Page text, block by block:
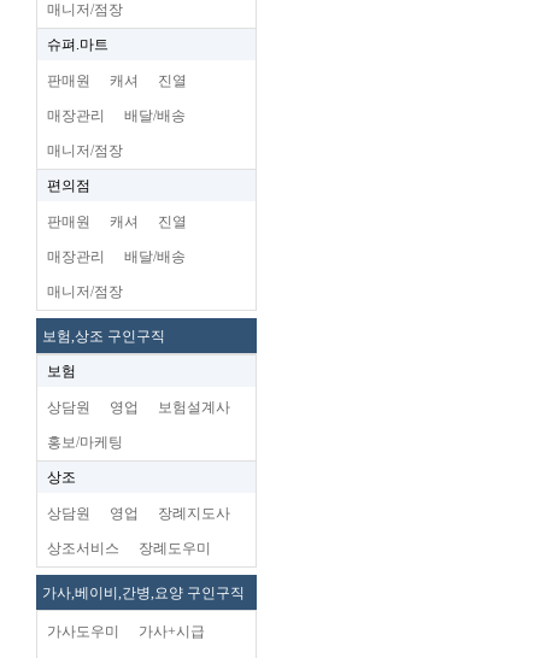
매니저/점장
슈펴.마트
판매원 캐셔 진열
매장관리 배달/배송
매니저/점장
편의점
판매원 캐셔 진열
매장관리 배달/배송
매니저/점장
보험,상조 구인구직
보험
상담원 영업 보험설계사
홍보/마케팅
상조
상담원 영업 장례지도사
상조서비스 장례도우미
가사,베이비,간병,요양 구인구직
가사도우미 가사+시급